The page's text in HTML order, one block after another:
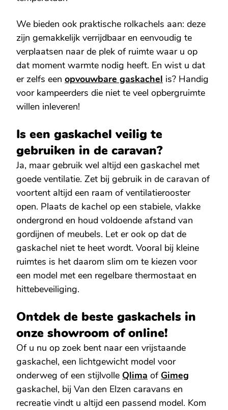
We bieden ook praktische rolkachels aan: deze
zijn gemakkelijk verrijdbaar en eenvoudig te
verplaatsen naar de plek of ruimte waar u op
dat moment warmte nodig heeft. En wist u dat
er zelfs een opvouwbare gaskachel is? Handig
voor kampeerders die niet te veel opbergruimte
willen inleveren!
Is een gaskachel veilig te
gebruiken in de caravan?
Ja, maar gebruik wel altijd een gaskachel met
goede ventilatie. Zet bij gebruik in de caravan of
voortent altijd een raam of ventilatierooster
open. Plaats de kachel op een stabiele, vlakke
ondergrond en houd voldoende afstand van
gordijnen of meubels. Let er ook op dat de
gaskachel niet te heet wordt. Vooral bij kleine
ruimtes is het daarom slim om te kiezen voor
een model met een regelbare thermostaat en
hittebeveiliging.
Ontdek de beste gaskachels in
onze showroom of online!
Of u nu op zoek bent naar een vrijstaande
gaskachel, een lichtgewicht model voor
onderweg of een stijlvolle Qlima of Gimeg
gaskachel, bij Van den Elzen caravans en
recreatie vindt u altijd een passend model. Kom